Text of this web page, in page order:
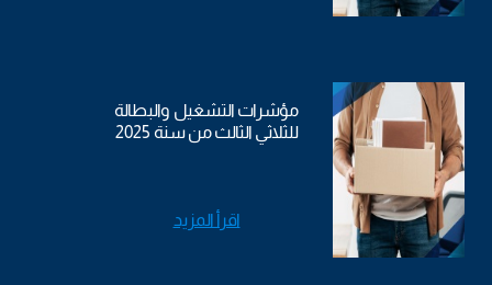
مؤشرات التشغيل والبطالة
للثلاثي الثالث من سنة 2025
اقرأ المزيد